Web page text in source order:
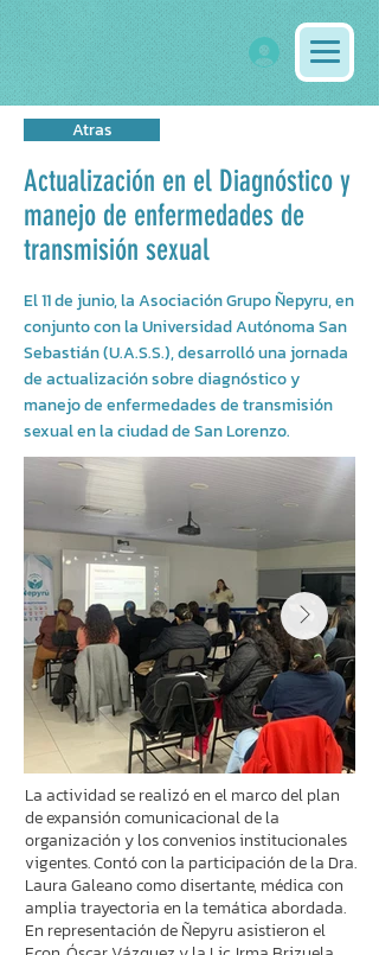
Atras
Actualización en el Diagnóstico y
manejo de enfermedades de
transmisión sexual
El 11 de junio, la Asociación Grupo Ñepyru, en
conjunto con la Universidad Autónoma San
Sebastián (U.A.S.S.), desarrolló una jornada
de actualización sobre diagnóstico y
manejo de enfermedades de transmisión
sexual en la ciudad de San Lorenzo.
La actividad se realizó en el marco del plan
de expansión comunicacional de la
organización y los convenios institucionales
vigentes. Contó con la participación de la Dra.
Laura Galeano como disertante, médica con
amplia trayectoria en la temática abordada.
En representación de Ñepyru asistieron el